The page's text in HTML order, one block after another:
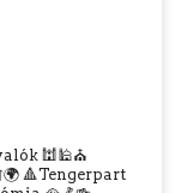
🕍🕌⛪
🔺Tengerpart